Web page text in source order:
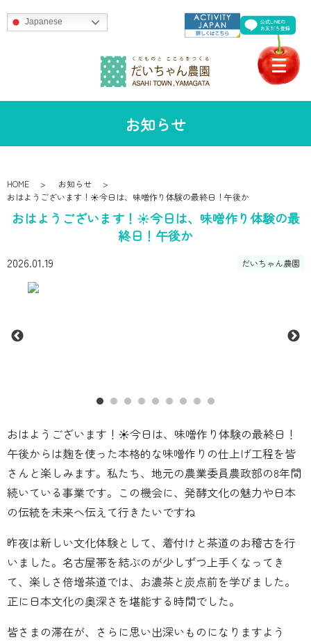
Japanese
お知らせ
HOME
お知らせ
おはようございます！☀️今日は、味噌作り体験の最終日！午後か
おはようございます！☀️今日は、味噌作り体験の最
終日！午後か
2026.01.19 だいちゃん農園
おはようございます！☀️今日は、味噌作り体験の最終日！
午後からは麹を使った本格的な味噌作りの仕上げ工程を皆
さんと楽しみます。私たち、地元の農業委員農政部の8年間
続いている事業です。この機会に、発酵文化の魅力や日本
の伝統を未来へ伝えて行きたいですね
昨夜は新しい文化体験として、着付けと茶道のお稽古を行
いました。名古屋帯を結ぶのが少しずつ上手くなってき
て、楽しさ倍増茶道では、お濃茶と炭点前を学びました。
正に日本文化の奥深さを堪能する時間でした。
皆さまの滞在が、さらに思い出深いものになりますよう